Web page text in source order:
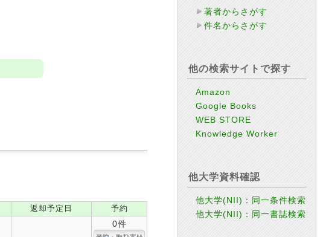
返却予定日 予約
0件
著者からさがす
件名からさがす
他の検索サイトで探す
Amazon
Google Books
WEB STORE
Knowledge Worker
他大学資料確認
他大学(NII)：同一条件検索
他大学(NII)：同一書誌検索